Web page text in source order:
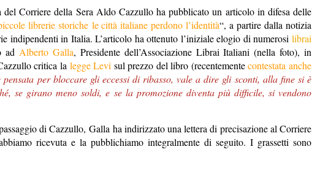
Corriere della Sera Aldo Cazzullo ha pubblicato un articolo in difesa delle
librerie storiche le città italiane perdono l’identità“, a partire dalla notizia
indipendenti in Italia. L’articolo ha ottenuto l’iniziale elogio di numerosi librai
ad Alberto Galla, Presidente dell’Associazione Librai Italiani (nella foto), in
critica la legge Levi sul prezzo del libro (recentementecontestata anche
pensata per bloccare gli eccessi di ribasso, vale a dire gli sconti, alla fine si è
se girano meno soldi, e se la promozione diventa più difficile, si vendono
di Cazzullo, Galla ha indirizzato una lettera di precisazione al Corriere
ricevuta e la pubblichiamo integralmente di seguito. I grassetti sono